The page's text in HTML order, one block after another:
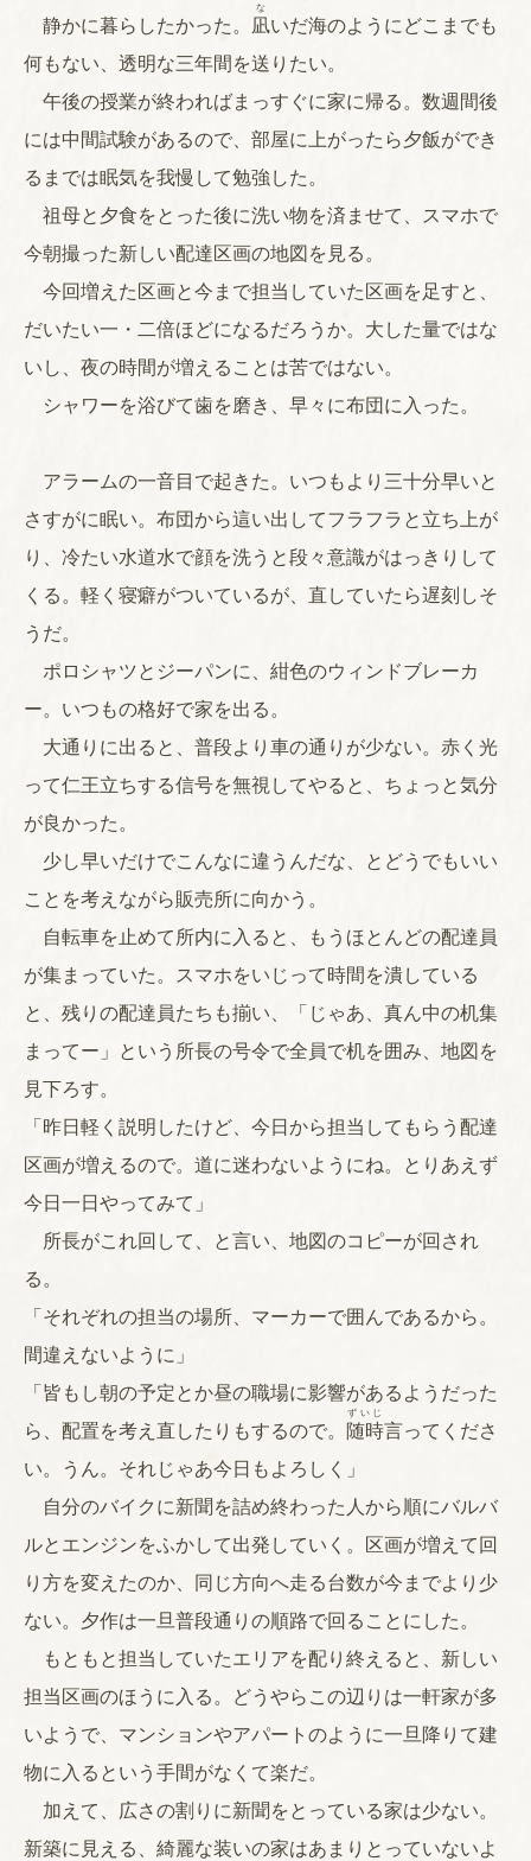
静かに暮らしたかった。 凪
な
いだ海のようにどこまでも
何もない、透明な三年間を送りたい。
午後の授業が終わればまっすぐに家に帰る。数週間後
には中間試験があるので、部屋に上がったら夕飯ができ
るまでは眠気を我慢して勉強した。
祖母と夕食をとった後に洗い物を済ませて、スマホで
今朝撮った新しい配達区画の地図を見る。
今回増えた区画と今まで担当していた区画を足すと、
だいたい一・二倍ほどになるだろうか。大した量ではな
いし、夜の時間が増えることは苦ではない。
シャワーを浴びて歯を磨き、早々に布団に入った。
アラームの一音目で起きた。いつもより三十分早いと
さすがに眠い。布団から這い出してフラフラと立ち上が
り、冷たい水道水で顔を洗うと段々意識がはっきりして
くる。軽く寝癖がついているが、直していたら遅刻しそ
うだ。
ポロシャツとジーパンに、紺色のウィンドブレーカ
ー。いつもの格好で家を出る。
大通りに出ると、普段より車の通りが少ない。赤く光
って仁王立ちする信号を無視してやると、ちょっと気分
が良かった。
少し早いだけでこんなに違うんだな、とどうでもいい
ことを考えながら販売所に向かう。
自転車を止めて所内に入ると、もうほとんどの配達員
が集まっていた。スマホをいじって時間を潰している
と、残りの配達員たちも揃い、「じゃあ、真ん中の机集
まってー」という所長の号令で全員で机を囲み、地図を
見下ろす。
「昨日軽く説明したけど、今日から担当してもらう配達
区画が増えるので。道に迷わないようにね。とりあえず
今日一日やってみて」
所長がこれ回して、と言い、地図のコピーが回され
る。
「それぞれの担当の場所、マーカーで囲んであるから。
間違えないように」
「皆もし朝の予定とか昼の職場に影響があるようだった
ら、配置を考え直したりもするので。 随時
ずいじ
言ってくださ
い。うん。それじゃあ今日もよろしく」
自分のバイクに新聞を詰め終わった人から順にバルバ
ルとエンジンをふかして出発していく。区画が増えて回
り方を変えたのか、同じ方向へ走る台数が今までより少
ない。夕作は一旦普段通りの順路で回ることにした。
もともと担当していたエリアを配り終えると、新しい
担当区画のほうに入る。どうやらこの辺りは一軒家が多
いようで、マンションやアパートのように一旦降りて建
物に入るという手間がなくて楽だ。
加えて、広さの割りに新聞をとっている家は少ない。
新築に見える、綺麗な装いの家はあまりとっていないよ